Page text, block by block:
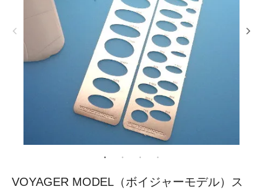
VOYAGER MODEL（ボイジャーモデル）ス